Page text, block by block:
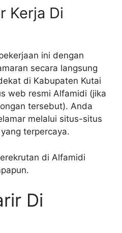
Kerja Di
ini dengan
secara langsung
di Kabupaten Kutai
web resmi Alfamidi (jika
tersebut). Anda
melalui situs-situs
terpercaya.
di Alfamidi
Di